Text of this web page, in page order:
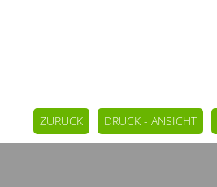
ZURÜCK DRUCK - ANSICHT